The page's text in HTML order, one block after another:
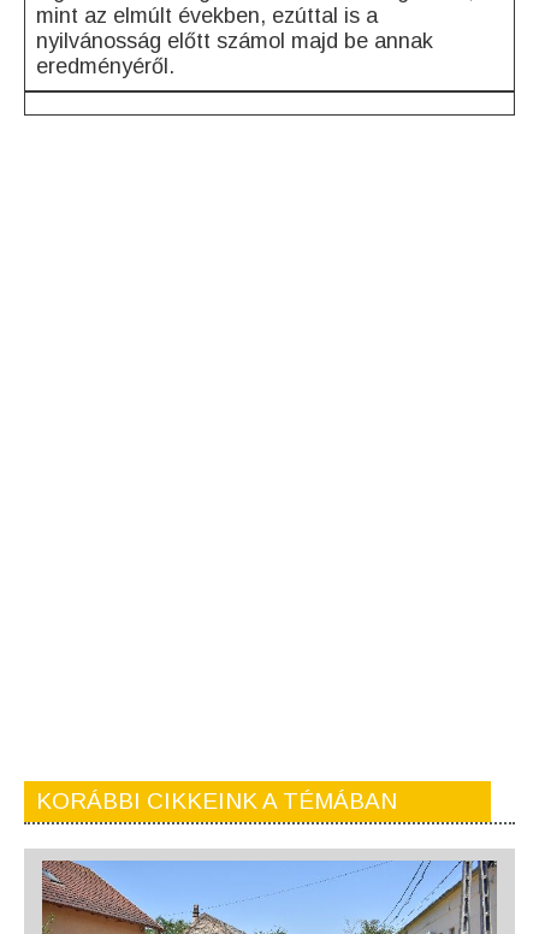
mint az elmúlt években, ezúttal is a
nyilvánosság előtt számol majd be annak
eredményéről.
KORÁBBI CIKKEINK A TÉMÁBAN